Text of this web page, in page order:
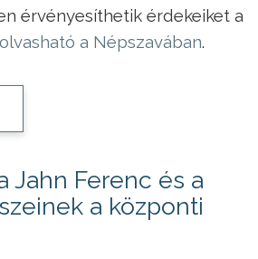
érvényesíthetik érdekeiket a
olvasható a Népszavában.
Jahn Ferenc és a
a központi